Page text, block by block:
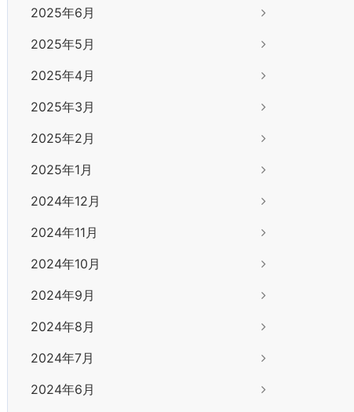
2025年6月
2025年5月
2025年4月
2025年3月
2025年2月
2025年1月
2024年12月
2024年11月
2024年10月
2024年9月
2024年8月
2024年7月
2024年6月